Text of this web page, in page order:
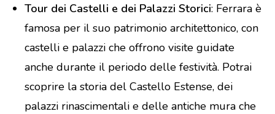
Tour dei Castelli e dei Palazzi Storici: Ferrara è
famosa per il suo patrimonio architettonico, con
castelli e palazzi che offrono visite guidate
anche durante il periodo delle festività. Potrai
scoprire la storia del Castello Estense, dei
palazzi rinascimentali e delle antiche mura che